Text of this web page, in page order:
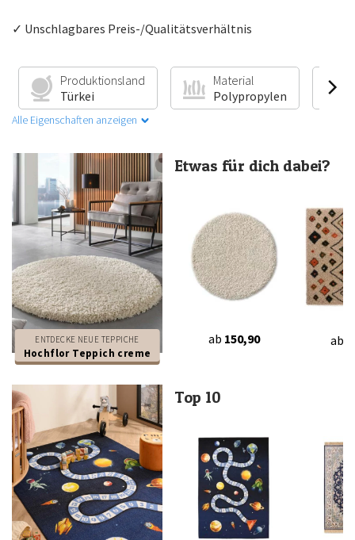
✓ Unschlagbares Preis-/Qualitätsverhältnis
Produktionsland
Türkei
Material
Polypropylen
Alle Eigenschaften anzeigen
ENTDECKE NEUE TEPPICHE
Hochflor Teppich creme
Etwas für dich dabei?
ab 150,90 ab
Top 10